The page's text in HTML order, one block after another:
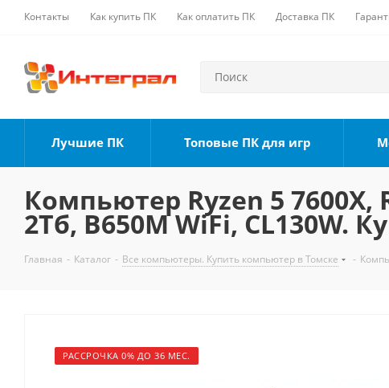
Контакты Как купить ПК Как оплатить ПК Доставка ПК
Лучшие ПК Топовые ПК для игр
Компьютер Ryzen 5 7600X,
2Тб, B650M WiFi, CL130W.
Главная - Каталог - Все компьютеры. Купить компьютер в Томске -
РАССРОЧКА 0% ДО 36 МЕС.